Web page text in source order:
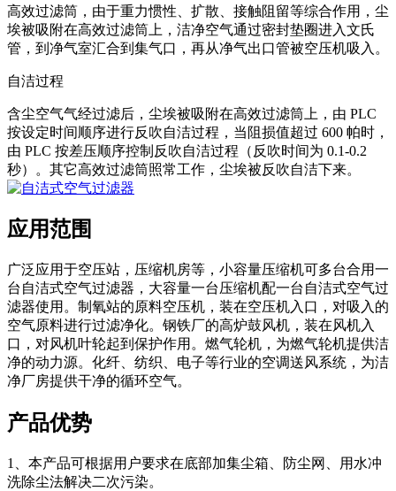
高效过滤筒，由于重力惯性、扩散、接触阻留等综合作用，尘
埃被吸附在高效过滤筒上，洁净空气通过密封垫圈进入文氏
管，到净气室汇合到集气口，再从净气出口管被空压机吸入。
自洁过程
含尘空气气经过滤后，尘埃被吸附在高效过滤筒上，由 PLC
按设定时间顺序进行反吹自洁过程，当阻损值超过 600 帕时，
由 PLC 按差压顺序控制反吹自洁过程（反吹时间为 0.1-0.2
秒）。其它高效过滤筒照常工作，尘埃被反吹自洁下来。
应用范围
广泛应用于空压站，压缩机房等，小容量压缩机可多台合用一
台自洁式空气过滤器，大容量一台压缩机配一台自洁式空气过
滤器使用。制氧站的原料空压机，装在空压机入口，对吸入的
空气原料进行过滤净化。钢铁厂的高炉鼓风机，装在风机入
口，对风机叶轮起到保护作用。燃气轮机，为燃气轮机提供洁
净的动力源。化纤、纺织、电子等行业的空调送风系统，为洁
净厂房提供干净的循环空气。
产品优势
1、本产品可根据用户要求在底部加集尘箱、防尘网、用水冲
洗除尘法解决二次污染。